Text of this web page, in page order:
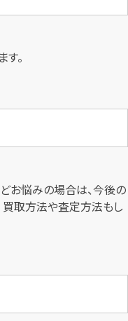
。
どお悩みの場合は、今後の
買取方法や査定方法もし